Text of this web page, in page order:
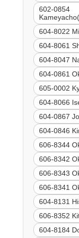
602-0854
604-8022
604-8061
604-8047
604-0861
605-0002
604-8066
604-0867
604-0846
606-8344
606-8342
606-8343
606-8341
604-8131
606-8352
604-8184